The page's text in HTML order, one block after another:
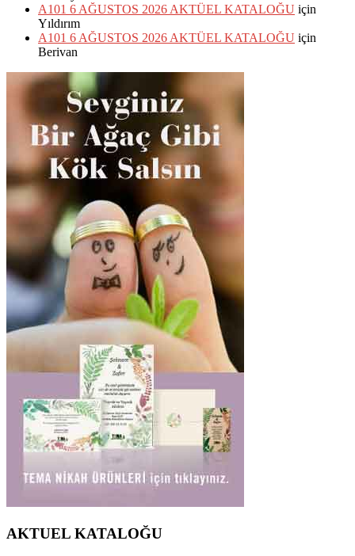
A101 6 AĞUSTOS 2026 AKTÜEL KATALOĞU için
Yıldırım
A101 6 AĞUSTOS 2026 AKTÜEL KATALOĞU için
Berivan
AKTUEL KATALOĞU